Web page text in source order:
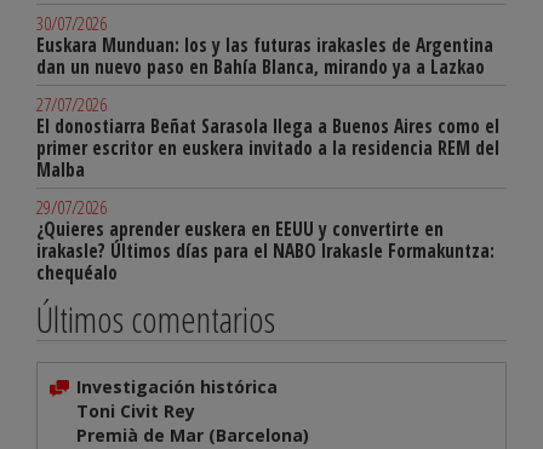
30/07/2026
Euskara Munduan: los y las futuras irakasles de Argentina
dan un nuevo paso en Bahía Blanca, mirando ya a Lazkao
27/07/2026
El donostiarra Beñat Sarasola llega a Buenos Aires como el
primer escritor en euskera invitado a la residencia REM del
Malba
29/07/2026
¿Quieres aprender euskera en EEUU y convertirte en
irakasle? Últimos días para el NABO Irakasle Formakuntza:
chequéalo
Últimos comentarios
Investigación histórica
Toni Civit Rey
Premià de Mar (Barcelona)